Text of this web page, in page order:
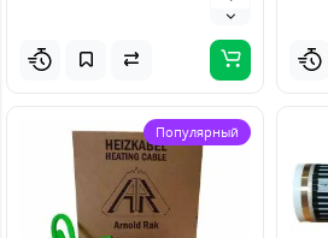
Популярный